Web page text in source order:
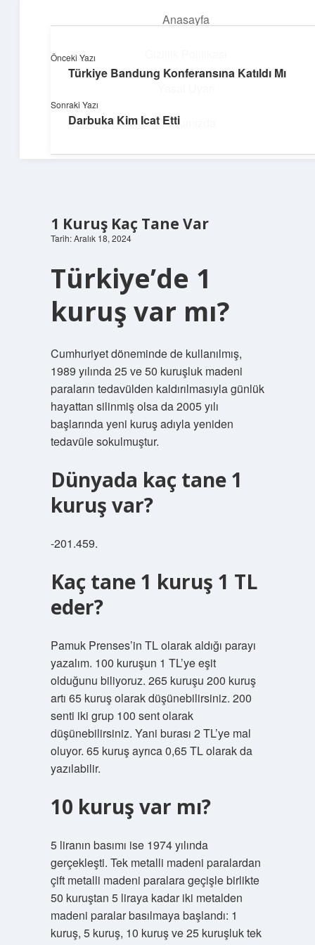
Anasayfa
Hakkımızda
Topluluk ve İlham
1 Kuruş Kaç Tane Var
Tarih: Aralık 18, 2024
Türkiye’de 1
kuruş var mı?
Cumhuriyet döneminde de kullanılmış,
1989 yılında 25 ve 50 kuruşluk madeni
paraların tedavülden kaldırılmasıyla günlük
hayattan silinmiş olsa da 2005 yılı
başlarında yeni kuruş adıyla yeniden
tedavüle sokulmuştur.
Dünyada kaç tane 1
kuruş var?
-201.459.
Kaç tane 1 kuruş 1 TL
eder?
Pamuk Prenses’in TL olarak aldığı parayı
yazalım. 100 kuruşun 1 TL’ye eşit
olduğunu biliyoruz. 265 kuruşu 200 kuruş
artı 65 kuruş olarak düşünebilirsiniz. 200
senti iki grup 100 sent olarak
düşünebilirsiniz. Yani burası 2 TL’ye mal
oluyor. 65 kuruş ayrıca 0,65 TL olarak da
yazılabilir.
10 kuruş var mı?
5 liranın basımı ise 1974 yılında
gerçekleşti. Tek metalli madeni paralardan
çift metalli madeni paralara geçişle birlikte
50 kuruştan 5 liraya kadar iki metalden
madeni paralar basılmaya başlandı: 1
kuruş, 5 kuruş, 10 kuruş ve 25 kuruşluk tek
Önceki Yazı
Türkiye Bandung Konferansına Katıldı Mı
Sonraki Yazı
Darbuka Kim Icat Etti